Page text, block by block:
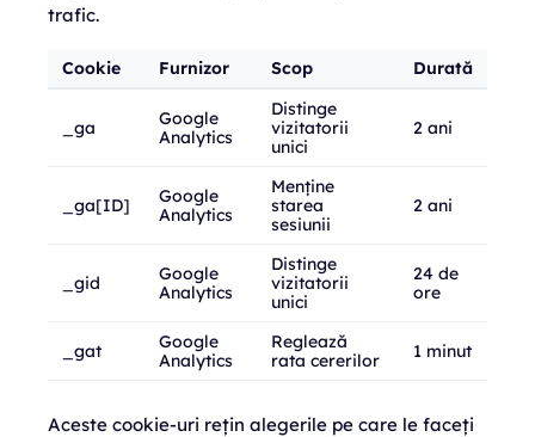
trafic.
Cookie Furnizor Scop Durată
_ga
Google
Analytics
Distinge
vizitatorii
unici
2 ani
_ga[ID]
Google
Analytics
Menține
starea
sesiunii
2 ani
_gid
Google
Analytics
Distinge
vizitatorii
unici
24 de
ore
_gat
Google
Analytics
Reglează
rata cererilor
1 minut
Aceste cookie-uri rețin alegerile pe care le faceți